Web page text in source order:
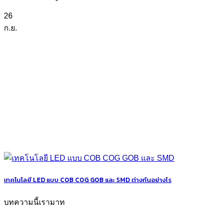
26
ก.ย.
เทคโนโลยี LED แบบ COB COG GOB และ SMD ต่างกันอย่างไร
บทความนี้เรามาท